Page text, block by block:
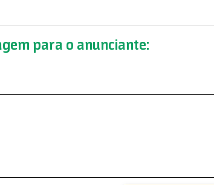
para o anunciante: